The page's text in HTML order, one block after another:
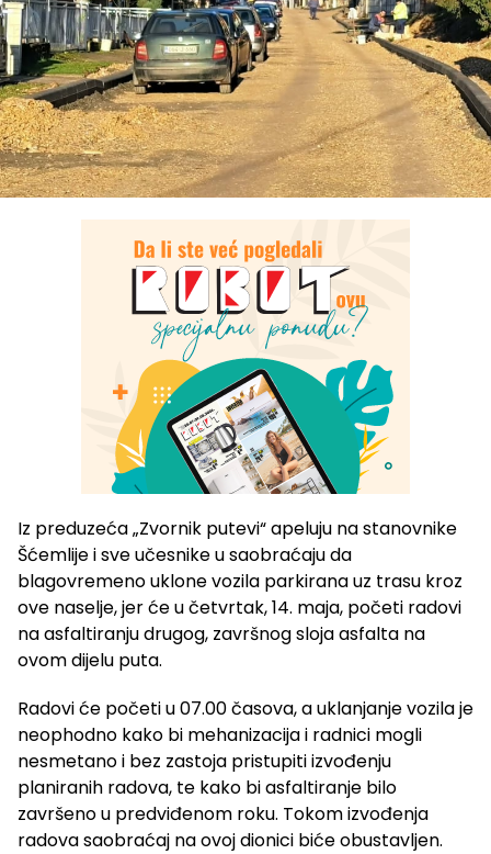
Iz preduzeća „Zvornik putevi“ apeluju na stanovnike
Šćemlije i sve učesnike u saobraćaju da
blagovremeno uklone vozila parkirana uz trasu kroz
ove naselje, jer će u četvrtak, 14. maja, početi radovi
na asfaltiranju drugog, završnog sloja asfalta na
ovom dijelu puta.
Radovi će početi u 07.00 časova, a uklanjanje vozila je
neophodno kako bi mehanizacija i radnici mogli
nesmetano i bez zastoja pristupiti izvođenju
planiranih radova, te kako bi asfaltiranje bilo
završeno u predviđenom roku. Tokom izvođenja
radova saobraćaj na ovoj dionici biće obustavljen.